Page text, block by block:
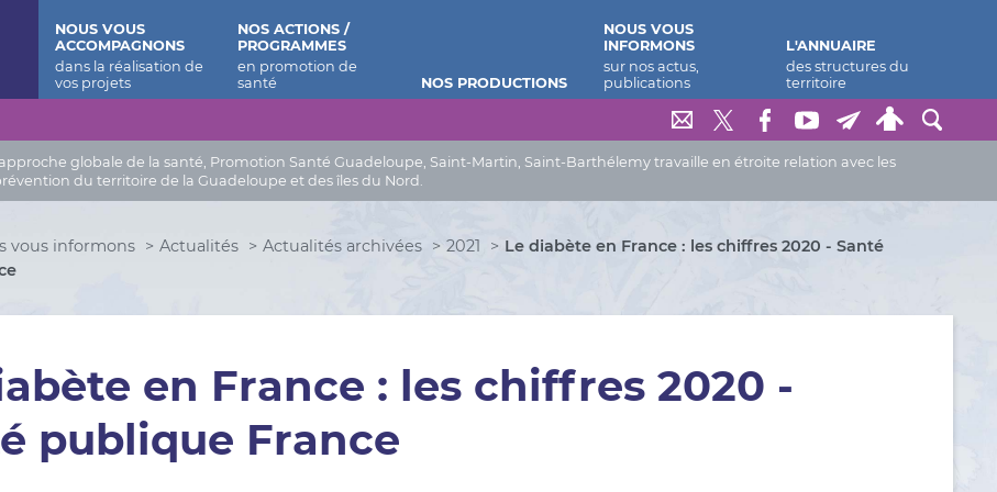
globale de la santé, Promotion Santé Guadeloupe, Saint-Martin, Saint-Barthélemy travaille en étroite relation avec les
du territoire de la Guadeloupe et des îles du Nord.
NOUS VOUS
ACCOMPAGNONS
NOS ACTIONS /
PROGRAMMES
NOS PRODUCTIONS
NOUS VOUS
INFORMONS
L'ANNUAIRE
vous informons Actualités Actualités archivées 2021
Le diabète en France : les chiffres 2020 - Santé
en France : les chiffres 2020 -
publique France